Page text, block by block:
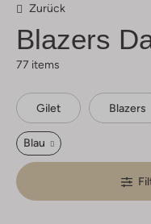
Zurück
Blazers
77 items
Gilet Blazers
Blau